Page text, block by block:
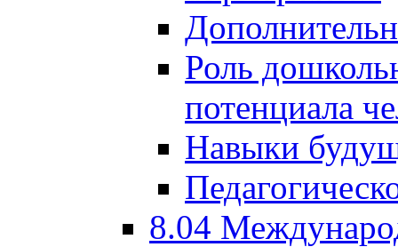
Роль
потенциала
Навыки
8.04